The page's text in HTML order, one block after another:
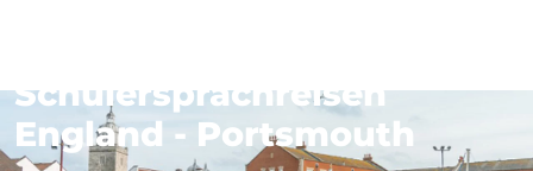
Schülersprachreisen
England - Portsmouth